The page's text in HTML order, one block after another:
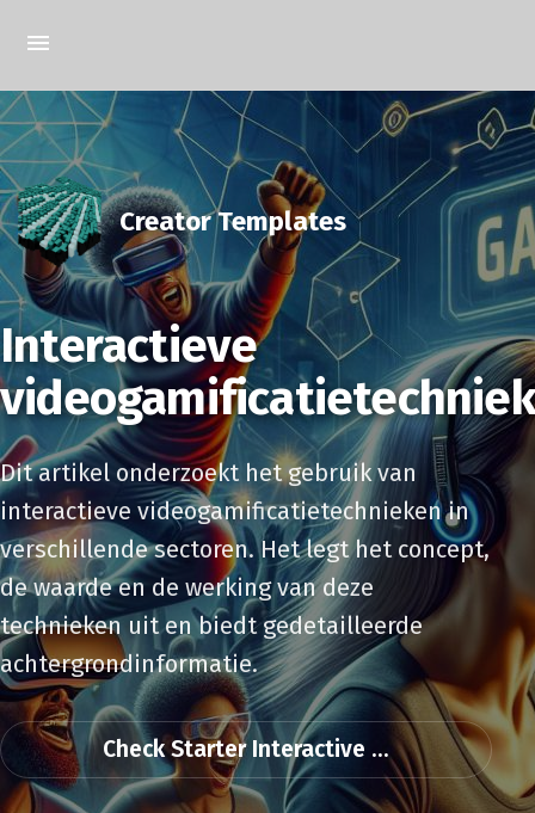
Creator Templates
Interactieve
Dit artikel onderzoekt het gebruik van
interactieve videogamificatietechnieken in
verschillende sectoren. Het legt het concept,
de waarde en de werking van deze
technieken uit en biedt gedetailleerde
achtergrondinformatie.
Check Starter Interactive ...